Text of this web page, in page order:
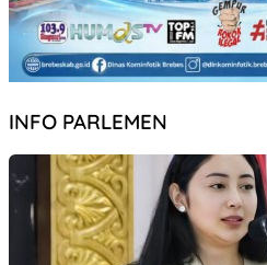
INFO PARLEMEN